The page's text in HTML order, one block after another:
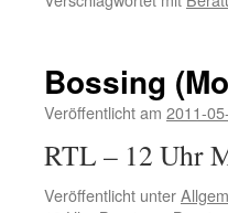
Bossing
Veröffentlicht am 2011-
RTL – 12 Uhr
Veröffentlicht unter